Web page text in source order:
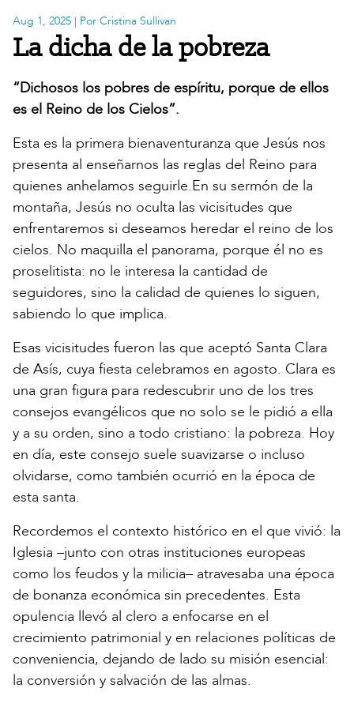
Aug 1, 2025 | Por Cristina Sullivan
La dicha de la pobreza
“Dichosos los pobres de espíritu, porque de ellos
es el Reino de los Cielos”.
Esta es la primera bienaventuranza que Jesús nos
presenta al enseñarnos las reglas del Reino para
quienes anhelamos seguirle.En su sermón de la
montaña, Jesús no oculta las vicisitudes que
enfrentaremos si deseamos heredar el reino de los
cielos. No maquilla el panorama, porque él no es
proselitista: no le interesa la cantidad de
seguidores, sino la calidad de quienes lo siguen,
sabiendo lo que implica.
Esas vicisitudes fueron las que aceptó Santa Clara
de Asís, cuya fiesta celebramos en agosto. Clara es
una gran figura para redescubrir uno de los tres
consejos evangélicos que no solo se le pidió a ella
y a su orden, sino a todo cristiano: la pobreza. Hoy
en día, este consejo suele suavizarse o incluso
olvidarse, como también ocurrió en la época de
esta santa.
Recordemos el contexto histórico en el que vivió: la
Iglesia –junto con otras instituciones europeas
como los feudos y la milicia– atravesaba una época
de bonanza económica sin precedentes. Esta
opulencia llevó al clero a enfocarse en el
crecimiento patrimonial y en relaciones políticas de
conveniencia, dejando de lado su misión esencial:
la conversión y salvación de las almas.